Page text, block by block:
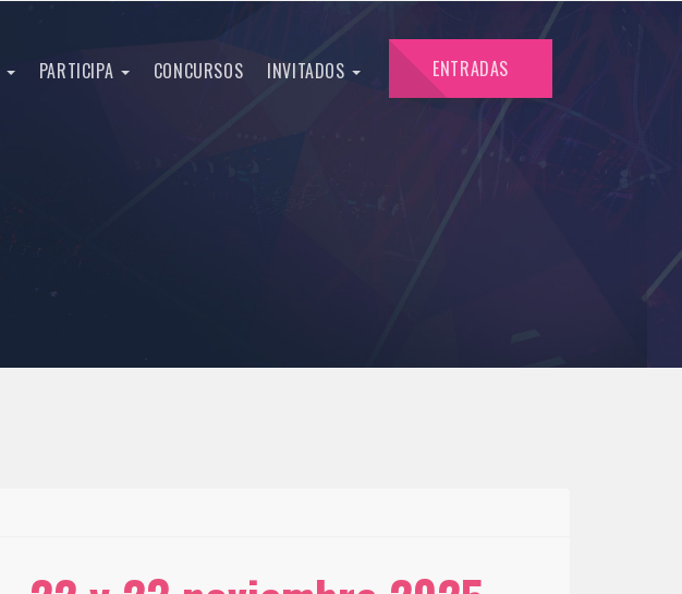
PARTICIPA CONCURSOS INVITADOS ENTRADAS